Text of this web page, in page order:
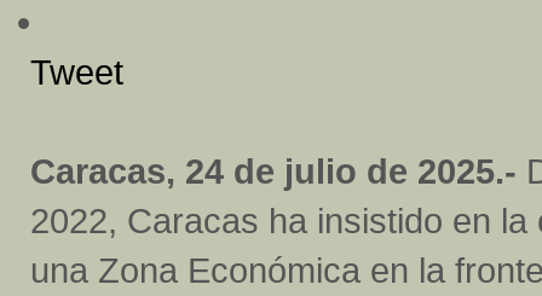
Tweet
Caracas, 24 de julio de 2025.-
2022, Caracas ha insistido en la
una Zona Económica en la